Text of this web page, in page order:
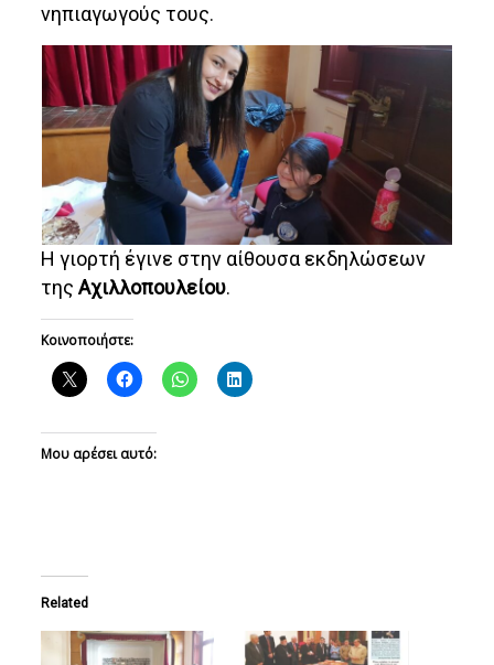
νηπιαγωγούς τους.
Η γιορτή έγινε στην αίθουσα εκδηλώσεων
τηςΑχιλλοπουλείου.
Κοινοποιήστε:
Μου αρέσει αυτό:
Related